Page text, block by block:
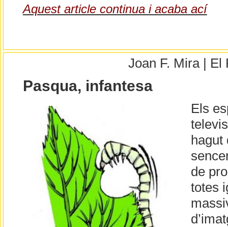
Aquest article continua i acaba ací
Joan F. Mira |
Pasqua, infantesa
Els
hagut
de
totes